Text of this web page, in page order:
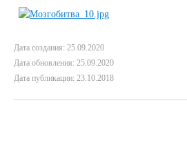
Дата создания: 25.09.2020
Дата обновления: 25.09.2020
Дата публикации: 23.10.2018